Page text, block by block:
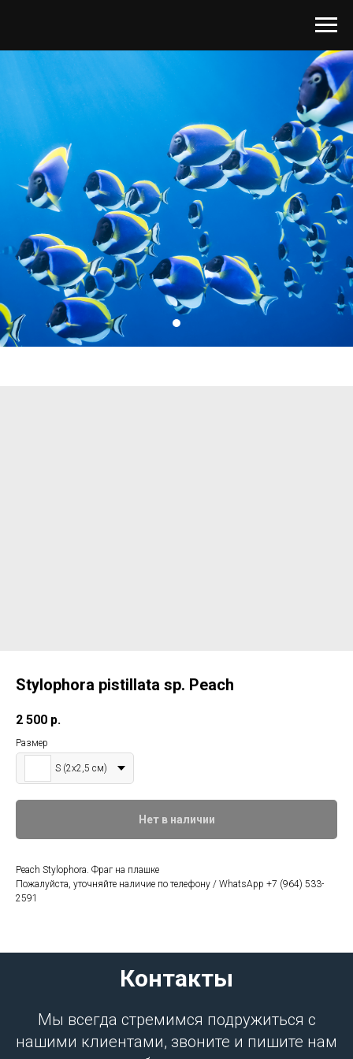
Stylophora pistillata sp. Peach
2 500 р.
Размер
S (2х2,5 см)
Нет в наличии
Peach Stylophora. Фраг на плашке
Пожалуйста, уточняйте наличие по телефону / WhatsApp +7 (964) 533-
2591
Контакты
Мы всегда стремимся подружиться с
нашими клиентами, звоните и пишите нам